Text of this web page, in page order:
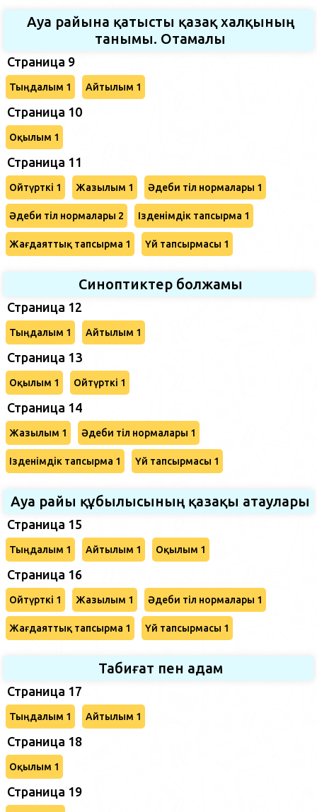
Ауа райына қатысты қазақ халқының
танымы. Отамалы
Страница 9
Тыңдалым 1 Айтылым 1
Страница 10
Оқылым 1
Страница 11
Ойтүрткі 1 Жазылым 1 Әдеби тіл нормалары 1
Әдеби тіл нормалары 2 Ізденімдік тапсырма 1
Жағдаяттық тапсырма 1 Үй тапсырмасы 1
Синоптиктер болжамы
Страница 12
Тыңдалым 1 Айтылым 1
Страница 13
Оқылым 1 Ойтүрткі 1
Страница 14
Жазылым 1 Әдеби тіл нормалары 1
Ізденімдік тапсырма 1 Үй тапсырмасы 1
Ауа райы құбылысының қазақы атаулары
Страница 15
Тыңдалым 1 Айтылым 1 Оқылым 1
Страница 16
Ойтүрткі 1 Жазылым 1 Әдеби тіл нормалары 1
Жағдаяттық тапсырма 1 Үй тапсырмасы 1
Табиғат пен адам
Страница 17
Тыңдалым 1 Айтылым 1
Страница 18
Оқылым 1
Страница 19